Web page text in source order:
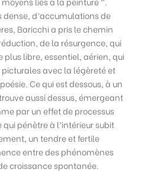
dense, d’accumulations de
Baricchi a pris le chemin
de la résurgence, qui
plus libre, essentiel, aérien, qui
avec la légèreté et
Ce qui est dessous, à un
aussi dessus, émergeant
par un effet de processus
pénètre à l’intérieur subit
un tendre et fertile
entre des phénomènes
croissance spontanée.